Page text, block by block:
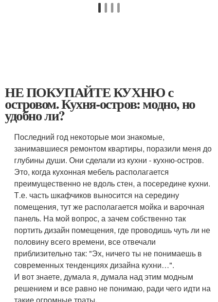
НЕ ПОКУПАЙТЕ КУХНЮ с
островом. Кухня-остров: модно, но
удобно ли?
Последний год некоторые мои знакомые,
занимавшиеся ремонтом квартиры, поразили меня до
глубины души. Они сделали из кухни - кухню-остров.
Это, когда кухонная мебель располагается
преимущественно не вдоль стен, а посередине кухни.
Т.е. часть шкафчиков выносится на середину
помещения, тут же располагается мойка и варочная
панель. На мой вопрос, а зачем собственно так
портить дизайн помещения, где проводишь чуть ли не
половину всего времени, все отвечали
приблизительно так: "Эх, ничего ты не понимаешь в
современных тенденциях дизайна кухни…".
И вот знаете, думала я, думала над этим модным
решением и все равно не понимаю, ради чего идти на